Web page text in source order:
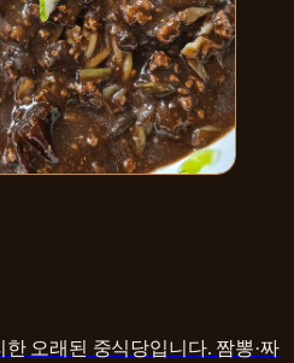
오래된 중식당입니다. 짬뽕·짜